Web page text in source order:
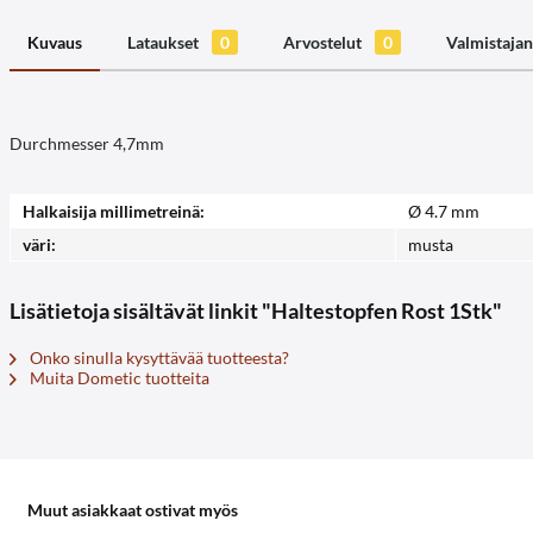
Kuvaus Lataukset 0 Arvostelut 0
Durchmesser 4,7mm
Halkaisija millimetreinä:
Ø 4.7 mm
väri:
musta
Lisätietoja sisältävät linkit "Haltestopfen Rost 1Stk"
Onko sinulla kysyttävää tuotteesta?
Muita Dometic tuotteita
Muut asiakkaat ostivat myös